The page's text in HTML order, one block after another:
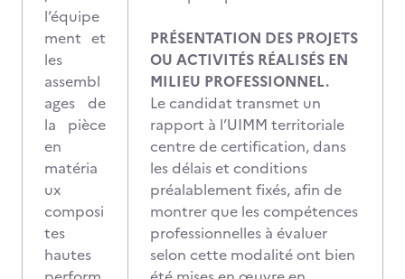
l’équipe
ment et
les
assembl
ages de
la pièce
en
matéria
ux
composi
tes
hautes
PRÉSENTATION DES PROJETS
OU ACTIVITÉS RÉALISÉS EN
MILIEU PROFESSIONNEL.
Le candidat transmet un
rapport à l’UIMM territoriale
centre de certification, dans
les délais et conditions
préalablement fixés, afin de
montrer que les compétences
professionnelles à évaluer
selon cette modalité ont bien